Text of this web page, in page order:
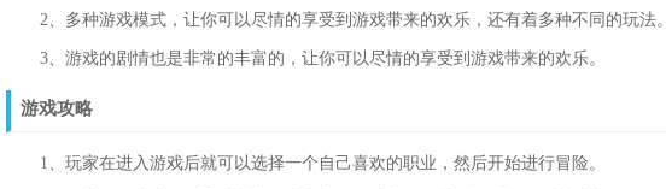
2、多种游戏模式，让你可以尽情的享受到游戏带来的欢乐，还有着多种不同的玩法。
3、游戏的剧情也是非常的丰富的，让你可以尽情的享受到游戏带来的欢乐。
游戏攻略
1、玩家在进入游戏后就可以选择一个自己喜欢的职业，然后开始进行冒险。